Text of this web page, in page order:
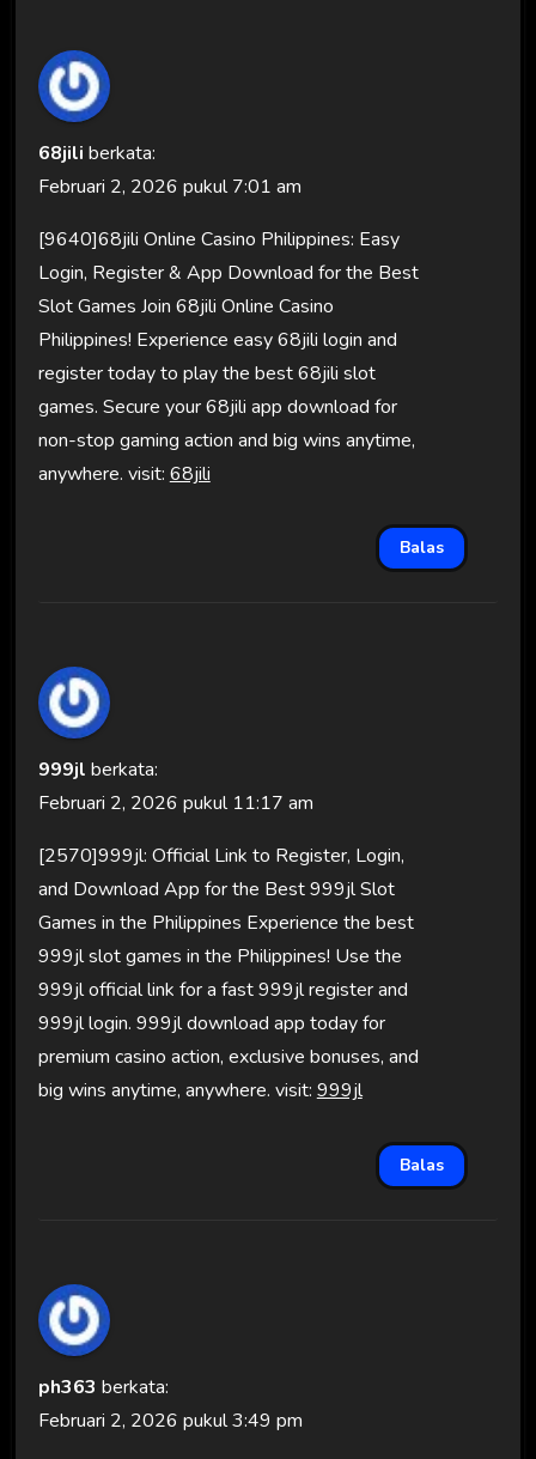
68jili berkata:
Februari 2, 2026 pukul 7:01 am
[9640]68jili Online Casino Philippines: Easy
Login, Register & App Download for the Best
Slot Games Join 68jili Online Casino
Philippines! Experience easy 68jili login and
register today to play the best 68jili slot
games. Secure your 68jili app download for
non-stop gaming action and big wins anytime,
anywhere. visit: 68jili
Balas
999jl berkata:
Februari 2, 2026 pukul 11:17 am
[2570]999jl: Official Link to Register, Login,
and Download App for the Best 999jl Slot
Games in the Philippines Experience the best
999jl slot games in the Philippines! Use the
999jl official link for a fast 999jl register and
999jl login. 999jl download app today for
premium casino action, exclusive bonuses, and
big wins anytime, anywhere. visit:999jl
Balas
ph363 berkata:
Februari 2, 2026 pukul 3:49 pm